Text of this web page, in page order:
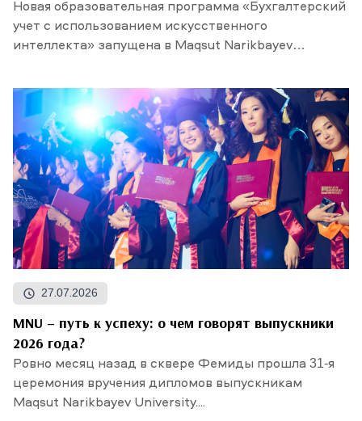
Новая образовательная программа «Бухгалтерский
учет с использованием искусственного
интеллекта» запущена в Maqsut Narikbayev
27.07.2026
MNU – путь к успеху: о чем говорят выпускники
2026 года?
Ровно месяц назад в сквере Фемиды прошла 31-я
церемония вручения дипломов выпускникам
Maqsut Narikbayev University....